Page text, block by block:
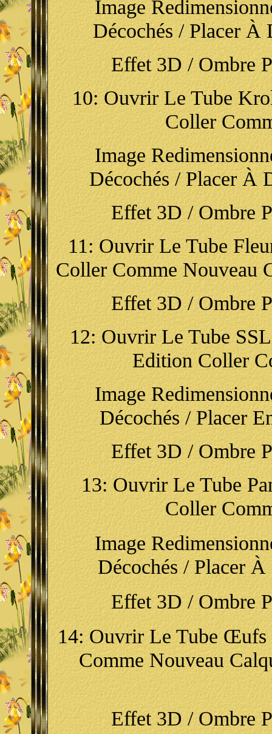
Image
Décochés / Placer
Effet 3D / Ombre
10: Ouvrir Le Tube
Coller
Image
Décochés / Placer À
Effet 3D / Ombre
11: Ouvrir Le Tube
Coller Comme Nouveau
Effet 3D / Ombre
12: OuvrirLe Tube
Edition Coller
Image
Décochés / Placer
Effet 3D / Ombre
13: Ouvrir Le Tube
Coller
Image
Décochés / Placer
Effet 3D / Ombre
14: Ouvrir Le Tube
Comme Nouveau
Effet 3D / Ombre